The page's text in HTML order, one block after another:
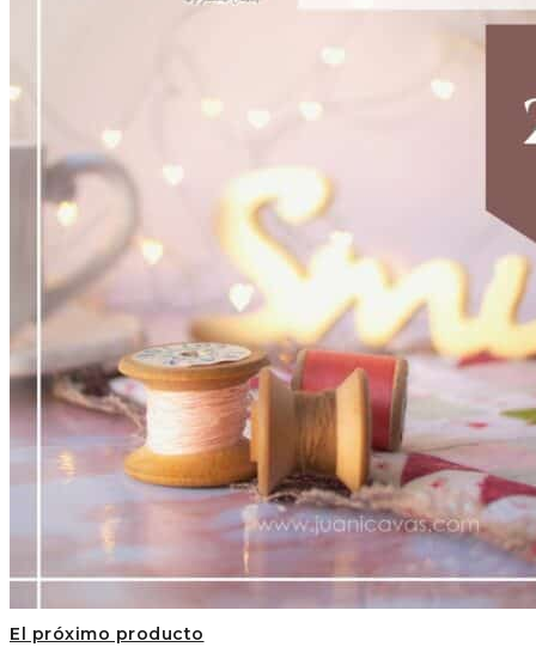
El próximo producto